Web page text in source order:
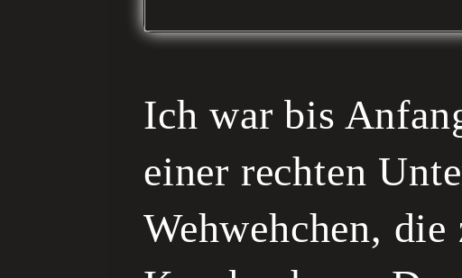
Ich war bis
einer rechten
Wehwehchen,